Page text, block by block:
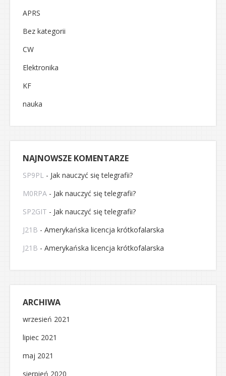
APRS
Bez kategorii
CW
Elektronika
KF
nauka
NAJNOWSZE KOMENTARZE
SP9PL - Jak nauczyć się telegrafii?
M0RPA - Jak nauczyć się telegrafii?
SP2GIT - Jak nauczyć się telegrafii?
J21B - Amerykańska licencja krótkofalarska
J21B - Amerykańska licencja krótkofalarska
ARCHIWA
wrzesień 2021
lipiec 2021
maj 2021
sierpień 2020